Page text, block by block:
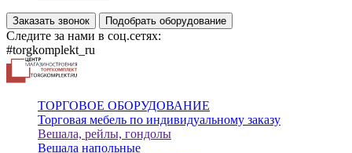
Заказать звонок Подобрать оборудование
Следите за нами в соц.сетях:
#torgkomplekt_ru
ТОРГОВОЕ ОБОРУДОВАНИЕ
Торговая мебель по индивидуальному заказу
Вешала, рейлы, гондолы
Вешала напольные